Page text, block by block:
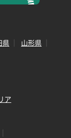
県
山形県
ア